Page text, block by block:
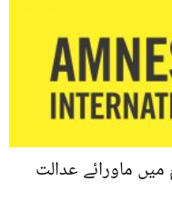
ماورائے عدالت